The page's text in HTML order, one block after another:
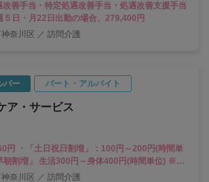
改善手当・特定処遇改善手当・処遇改善支援手当
日・月22日出勤の場合、279,400円
奈川区 ／ 訪問介護
パー パート・アルバイト
ア・サービス
円 ・「土日祝日割増」：100円～200円(時間単
増」 生活300円～身体400円(時間単位) ※夜
10時まで) 、早朝(午前6時から午前8時まで) ・
奈川区 ／ 訪問介護